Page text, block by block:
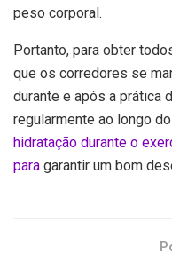
peso corporal.
Portanto, para obter
que os corredores se
durante e após a prática
regularmente ao longo
hidratação durante o
para garantir um bom